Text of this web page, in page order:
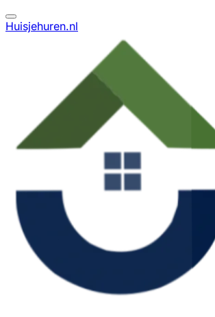
Huisjehuren.nl